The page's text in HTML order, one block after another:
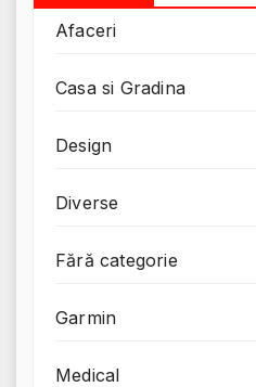
Afaceri
Casa si Gradina
Design
Diverse
Fără categorie
Garmin
Medical